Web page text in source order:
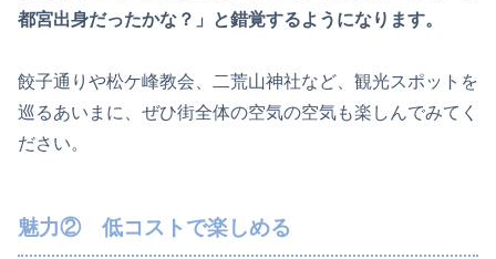
都宮出身だったかな？」と錯覚するようになります。
餃子通りや松ケ峰教会、二荒山神社など、観光スポットを
巡るあいまに、ぜひ街全体の空気の空気も楽しんでみてく
ださい。
魅力② 低コストで楽しめる